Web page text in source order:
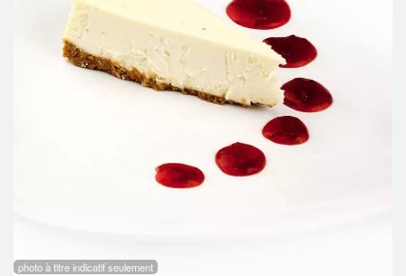
Rechercher
photo à titre indicatif seulement